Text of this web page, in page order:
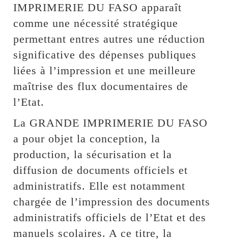
IMPRIMERIE DU FASO apparaît
comme une nécessité stratégique
permettant entres autres une réduction
significative des dépenses publiques
liées à l’impression et une meilleure
maîtrise des flux documentaires de
l’Etat.
La GRANDE IMPRIMERIE DU FASO
a pour objet la conception, la
production, la sécurisation et la
diffusion de documents officiels et
administratifs. Elle est notamment
chargée de l’impression des documents
administratifs officiels de l’Etat et des
manuels scolaires. A ce titre, la